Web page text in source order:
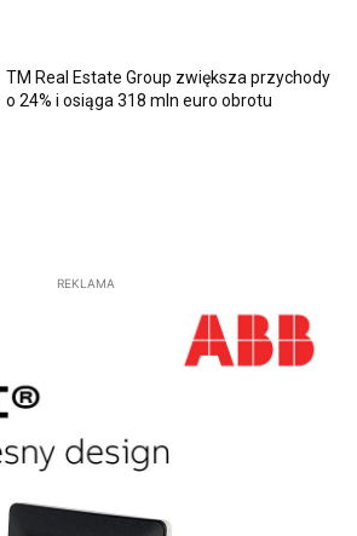
TM Real Estate Group zwiększa przychody
o 24% i osiąga 318 mln euro obrotu
REKLAMA